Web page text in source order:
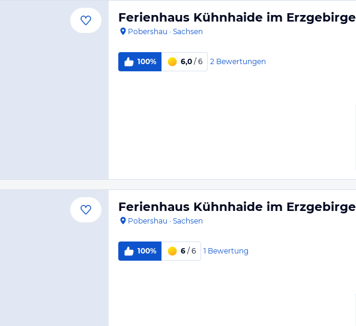
Ferienhaus Kühnhaide im Erzgebirge
Pobershau · Sachsen
100% 6,0 / 6 2 Bewertungen
Ferienhaus Kühnhaide im Erzgebirge
Pobershau · Sachsen
100% 6 / 6 1 Bewertung